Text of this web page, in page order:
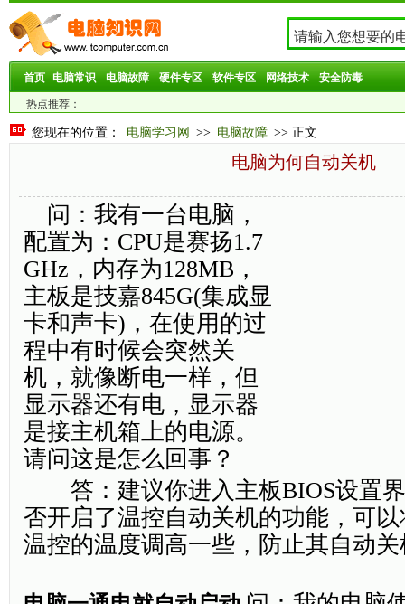
首页 电脑常识 电脑故障 硬件专区 软件专区 网络技术 安全防毒
热点推荐：
您现在的位置： 电脑学习网 >> 电脑故障 >> 正文
电脑为何自动关机
问：我有一台电脑，
配置为：CPU是赛扬1.7
GHz，内存为128MB，
主板是技嘉845G(集成显
卡和声卡)，在使用的过
程中有时候会突然关
机，就像断电一样，但
显示器还有电，显示器
是接主机箱上的电源。
请问这是怎么回事？
答：建议你进入主板BIOS设置界
否开启了温控自动关机的功能，可
温控的温度调高一些，防止其自动关